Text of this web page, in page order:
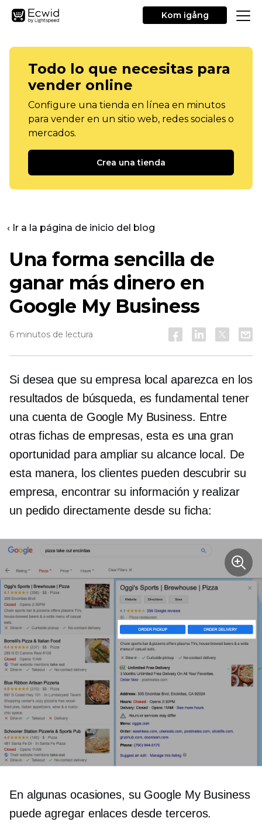
Kom igång
Todo lo que necesitas para
vender online
Configure una tienda en línea en minutos
para vender en un sitio web, redes sociales o
mercados.
Crea una tienda
‹ Ir a la página de inicio del blog
Una forma sencilla de
ganar más dinero en
Google My Business
6 minutos de lectura
Si desea que su empresa local aparezca en los
resultados de búsqueda, es fundamental tener
una cuenta de Google My Business. Entre
otras fichas de empresas, esta es una gran
oportunidad para ampliar su alcance local. De
esta manera, los clientes pueden descubrir su
empresa, encontrar su información y realizar
un pedido directamente desde su ficha:
En algunas ocasiones, su Google My Business
puede agregar enlaces desdeterceros.